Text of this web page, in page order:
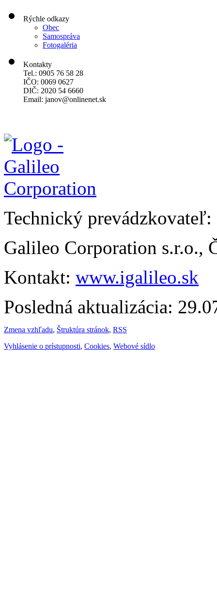
Rýchle odkazy
Obec
Samospráva
Fotogaléria
Kontakty
Tel.: 0905 76 58 28
IČO: 0069 0627
DIČ: 2020 54 6660
Email: janov@onlinenet.sk
Technický prevádzkovateľ:
Galileo Corporation s.r.o.,
Kontakt: www.igalileo.sk
Posledná aktualizácia:
Zmena vzhľadu, Štruktúra stránok, RSS
Vyhlásenie o prístupnosti, Cookies, Webové sídlo